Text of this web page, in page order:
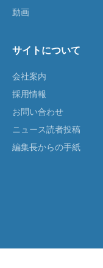
動画
サイトについて
会社案内
採用情報
お問い合わせ
ニュース読者投稿
編集長からの手紙